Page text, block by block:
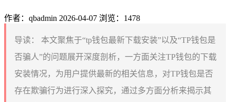
作者：qbadmin 2026-04-07 浏览：1478
导读：
本文聚焦于“tp钱包最新下载安装”以及“TP钱包是
否骗人”的问题展开深度剖析，一方面关注TP钱包的下载
安装情况，为用户提供最新的相关信息，对TP钱包是否
存在欺骗行为进行深入探究，通过多方面分析来揭示其